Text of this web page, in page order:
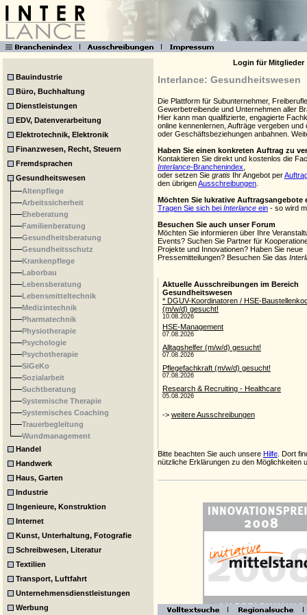
Login für Mitglieder
Branchen von A-Z
Bauindustrie
Büro, Buchhaltung
Dienstleistungen
EDV, Datenverarbeitung
Elektrotechnik, Elektronik
Finanzwesen, Recht, Steuern
Fremdsprachen
Gesundheitswesen
Altenpflege
Arbeitssicherheit
Eheberatung
Familienberatung
Gesundheitsberatung
Gesundheitsschutz
Krankenpflege
Laborbau
Lebensberatung
Lebensmitteltechnik
Medizintechnik
Pharmatechnik
Physiotherapie
Psychologie
Psychotherapie
SiGeKo
Sozialarbeit
Suchtberatung
Systemische Therapie
Systemisches Coaching
Trauerbegleitung
Wundmanagement
Handel
Handwerk
Haus, Garten
Industrie
Ingenieure, Konstruktion
Internet
Kunst, Unterhaltung, Fotografie
Schreibwesen, Literatur
Textilien
Transport, Luftfahrt
Unternehmensdienstleistungen
Werbung
Interlance: Gesundheitswesen
Die Plattform für Subunternehmer,
Gewerbetreibende und Unternehmen aller
Hier kann man qualifizierte, engagierte
online kennenlernen, Aufträge vergeben und
oder Geschäftsbeziehungen anbahnen.
Haben Sie einen konkreten Auftrag zu
Kontaktieren Sie direkt und kostenlos die
Interlance-Branchenindex
oder setzen Sie gratis Ihr Angebot per
den übrigenAusschreibungen
Möchten Sie lukrative Auftragsangebote
Tragen Sie sich bei Interlance ein - so wird
Besuchen Sie auch unser Forum
Möchten Sie informieren über Ihre
Events? Suchen Sie Partner für
Projekte und Innovationen? Haben Sie neue
Pressemitteilungen? Besuchen Sie das
Bitte beachten Sie auch unsere Hilfe . Dort
nützliche Erklärungen zu den Möglichkeiten